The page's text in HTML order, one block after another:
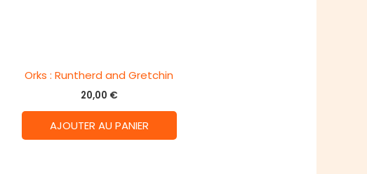
Orks : Runtherd and Gretchin
20,00 €
AJOUTER AU PANIER